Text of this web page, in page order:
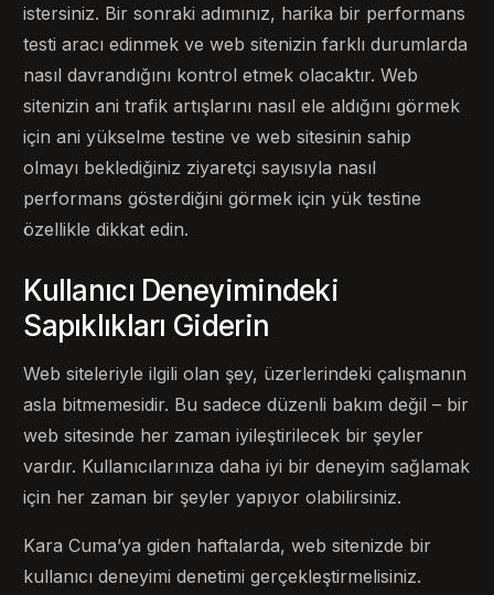
istersiniz. Bir sonraki adımınız, harika bir performans
testi aracı edinmek ve web sitenizin farklı durumlarda
nasıl davrandığını kontrol etmek olacaktır. Web
sitenizin ani trafik artışlarını nasıl ele aldığını görmek
için ani yükselme testine ve web sitesinin sahip
olmayı beklediğiniz ziyaretçi sayısıyla nasıl
performans gösterdiğini görmek için yük testine
özellikle dikkat edin.
Kullanıcı Deneyimindeki
Sapıklıkları Giderin
Web siteleriyle ilgili olan şey, üzerlerindeki çalışmanın
asla bitmemesidir. Bu sadece düzenli bakım değil – bir
web sitesinde her zaman iyileştirilecek bir şeyler
vardır. Kullanıcılarınıza daha iyi bir deneyim sağlamak
için her zaman bir şeyler yapıyor olabilirsiniz.
Kara Cuma’ya giden haftalarda, web sitenizde bir
kullanıcı deneyimi denetimi gerçekleştirmelisiniz.